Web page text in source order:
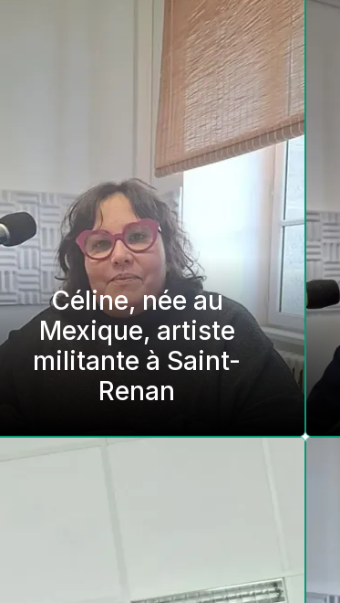
Céline, née au
Mexique, artiste
militante à Saint-
Renan